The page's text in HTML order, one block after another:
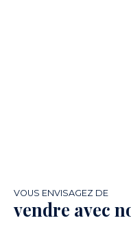
VOUS ENVISAGEZ DE
vendre avec